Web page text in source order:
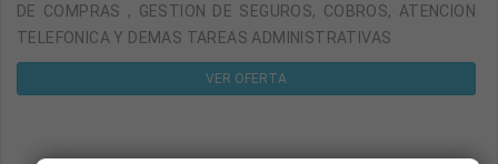
DE COMPRAS , GESTION DE SEGUROS, COBROS, ATENCION
TELEFONICA Y DEMAS TAREAS ADMINISTRATIVAS
VER OFERTA